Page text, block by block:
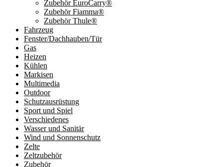
Zubehör EuroCarry®
Zubehör Fiamma®
Zubehör Thule®
Fahrzeug
Fenster/Dachhauben/Tür
Gas
Heizen
Kühlen
Markisen
Multimedia
Outdoor
Schutzausrüstung
Sport und Spiel
Verschiedenes
Wasser und Sanitär
Wind und Sonnenschutz
Zelte
Zeltzubehör
Zubehör